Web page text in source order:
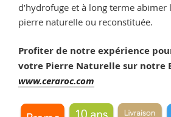
d’hydrofuge et à long terme abimer
pierre naturelle ou reconstituée.
Profiter de notre expérience
votre Pierre Naturelle sur notre
www.ceraroc.com